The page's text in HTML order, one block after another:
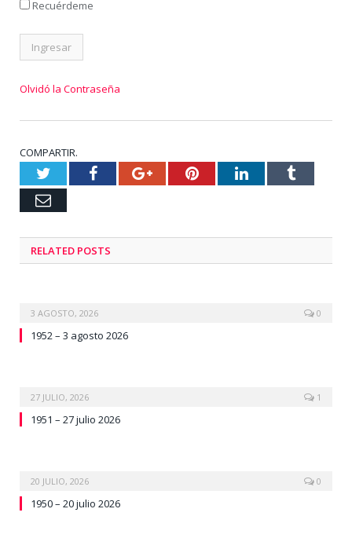
Recuérdeme
Olvidó la Contraseña
COMPARTIR.
TwitterFacebookGoogle+PinterestLinkedInTumblr
Email
RELATED POSTS
3 AGOSTO, 2026 0
1952 – 3 agosto 2026
27 JULIO, 2026 1
1951 – 27 julio 2026
20 JULIO, 2026 0
1950 – 20 julio 2026